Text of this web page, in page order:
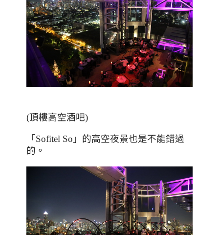
(頂樓高空酒吧)
「 Sofitel So 」的高空夜景也是不能錯過
的。